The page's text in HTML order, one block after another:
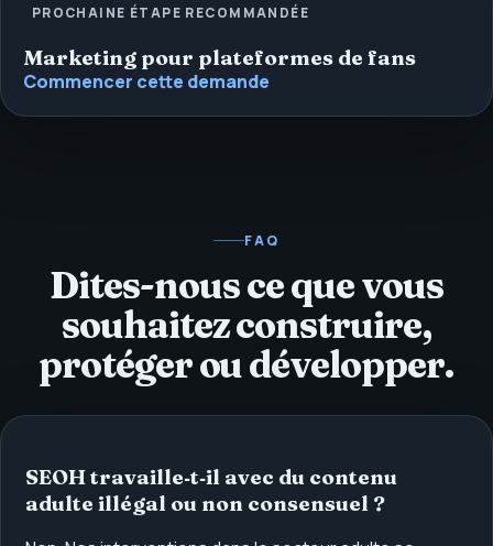
PROCHAINE ÉTAPE RECOMMANDÉE
Marketing pour plateformes de fans
Commencer cette demande
FAQ
Dites-nous ce que vous
souhaitez construire,
protéger ou développer.
SEOH travaille‑t‑il avec du contenu
adulte illégal ou non consensuel ?